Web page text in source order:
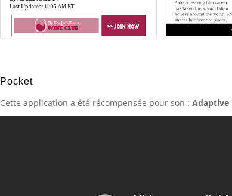
Pocket
Cette application a été récompensée pour son : Adaptive